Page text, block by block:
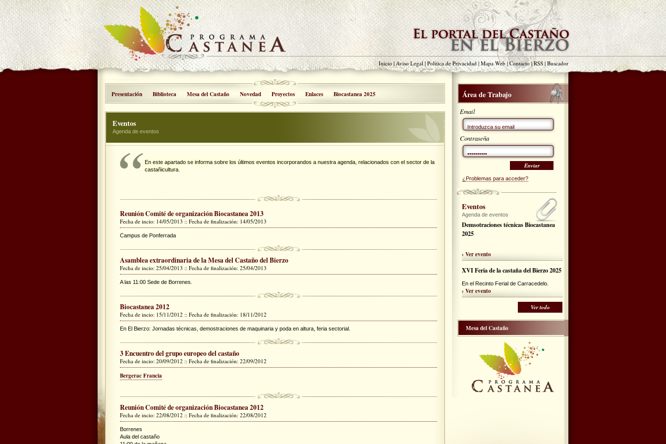
Inicio|Aviso Legal|Política de Privacidad|Mapa Web|Contacto|RSS |Buscador
Presentación Biblioteca Mesa del Castaño Novedad Proyectos Enlaces Biocastanea 2025
Eventos
Agenda de eventos
En este apartado se informa sobre los últimos eventos incorporandos a nuestra agenda, relacionados con el sector de la
castañicultura.
Reunión Comité de organización Biocastanea 2013
Fecha de incio: 14/05/2013 :: Fecha de finalización: 14/05/2013
Campus de Ponferrada
Asamblea extraordinaria de la Mesa del Castaño del Bierzo
Fecha de incio: 25/04/2013 :: Fecha de finalización: 25/04/2013
A las 11:00 Sede de Borrenes.
Biocastanea 2012
Fecha de incio: 15/11/2012 :: Fecha de finalización: 18/11/2012
En El Bierzo: Jornadas técnicas, demostraciones de maquinaria y poda en altura, feria sectorial.
3 Encuentro del grupo europeo del castaño
Fecha de incio: 20/09/2012 :: Fecha de finalización: 22/09/2012
Bergerac Francia
Reunión Comité de organización Biocastanea 2012
Fecha de incio: 22/08/2012 :: Fecha de finalización: 22/08/2012
Borrenes
Aula del castaño
Área de Trabajo
Email
Contraseña
¿Problemas para acceder?
Eventos
Agenda de eventos
Demsotraciones técnicas Biocastanea
2025
› Ver evento
XVI Feria de la castaña del Bierzo 2025
En el Recinto Ferial de Carracedelo.
› Ver evento
Ver todo
Mesa del Castaño